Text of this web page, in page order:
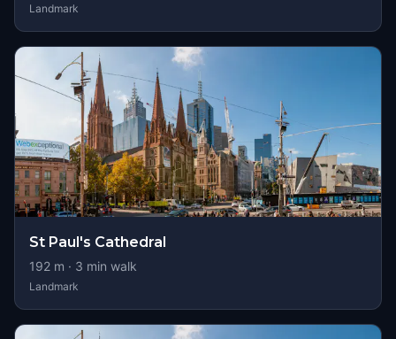
Landmark
St Paul's Cathedral
192 m · 3 min walk
Landmark